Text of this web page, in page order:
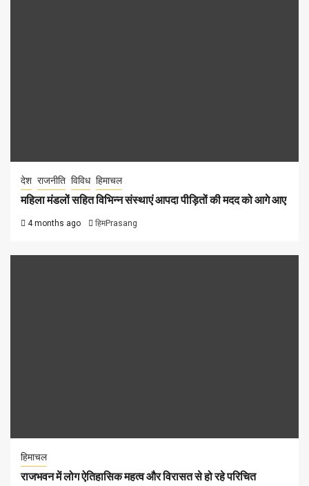
देश राजनीति विविध हिमाचल
महिला मंडलों सहित विभिन्न संस्थाएं आपदा पीड़ितों की मदद को आगे आए
4 months ago हिमPrasang
हिमाचल
राजभवन में लोग ऐतिहासिक महत्व और विरासत से हो रहे परिचित